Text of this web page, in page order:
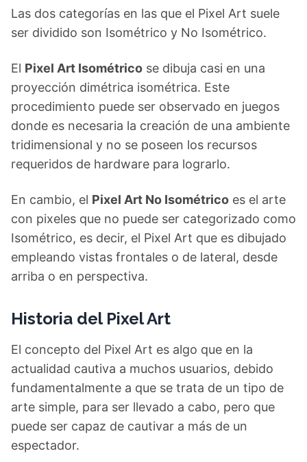
Las dos categorías en las que el Pixel Art suele
ser dividido son Isométrico y No Isométrico.
El Pixel Art Isométrico se dibuja casi en una
proyección dimétrica isométrica. Este
procedimiento puede ser observado en juegos
donde es necesaria la creación de una ambiente
tridimensional y no se poseen los recursos
requeridos de hardware para lograrlo.
En cambio, el Pixel Art No Isométrico es el arte
con pixeles que no puede ser categorizado como
Isométrico, es decir, el Pixel Art que es dibujado
empleando vistas frontales o de lateral, desde
arriba o en perspectiva.
Historia del Pixel Art
El concepto del Pixel Art es algo que en la
actualidad cautiva a muchos usuarios, debido
fundamentalmente a que se trata de un tipo de
arte simple, para ser llevado a cabo, pero que
puede ser capaz de cautivar a más de un
espectador.